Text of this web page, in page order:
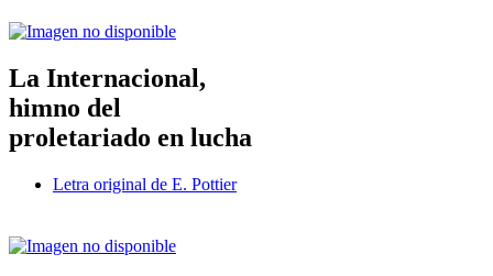
La Internacional,
himno del
proletariado en lucha
Letra original de E. Pottier